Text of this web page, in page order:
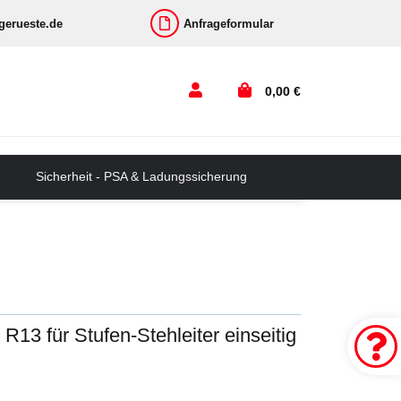
Anfrageformular
0,00 €
Sicherheit - PSA & Ladungssicherung
für Stufen-Stehleiter einseitig